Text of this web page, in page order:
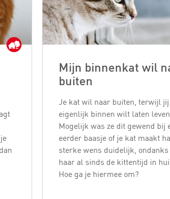
Mijn binnenkat wil
buiten
Je kat wil naar buiten, terwijl
eigenlijk binnen wilt laten
Mogelijk was ze dit gewend bij
eerder baasje of je kat maakt
sterke wens duidelijk, ondanks
haar al sinds de kittentijd in
Hoe ga je hiermee om?